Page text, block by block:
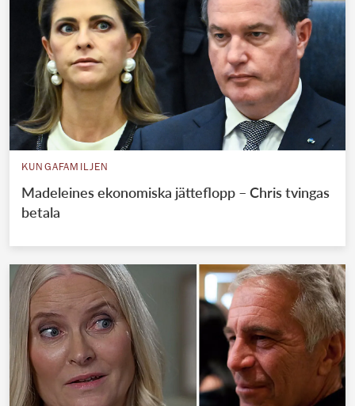
KUNGAFAMILJEN
Madeleines ekonomiska jätteflopp – Chris tvingas
betala